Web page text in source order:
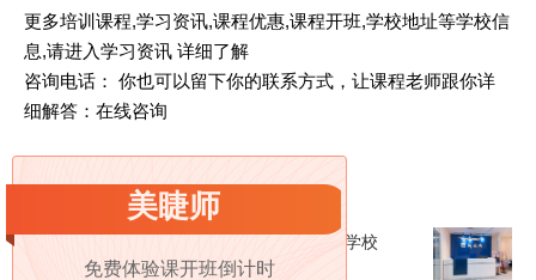
更多培训课程,学习资讯,课程优惠,课程开班,学校地址等学校信
息,请进入学习资讯 详细了解
咨询电话： 你也可以留下你的联系方式，让课程老师跟你详
细解答： 在线咨询
美睫师
免费体验课开班倒计时
上海电商培训机构十大排名_哪个比较好_搜学校